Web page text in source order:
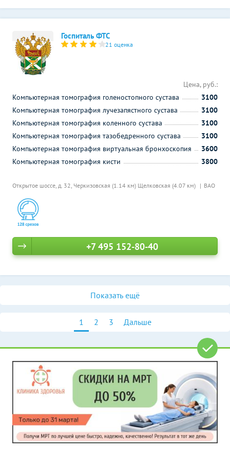
Госпиталь ФТС
21 оценка
Открытое шоссе, д. 32, Черкизовская (1.14 км) Щелковская (4.07 км) ВАО
Цена, руб.:
Компьютерная томография голеностопного сустава
3100
Компьютерная томография лучезапястного сустава
3100
Компьютерная томография коленного сустава
3100
Компьютерная томография тазобедренного сустава
3100
Компьютерная томография виртуальная бронхоскопия
3600
Компьютерная томография кисти
3800
+7 495 152-80-40
Показать ещё
1 2 3 Дальше